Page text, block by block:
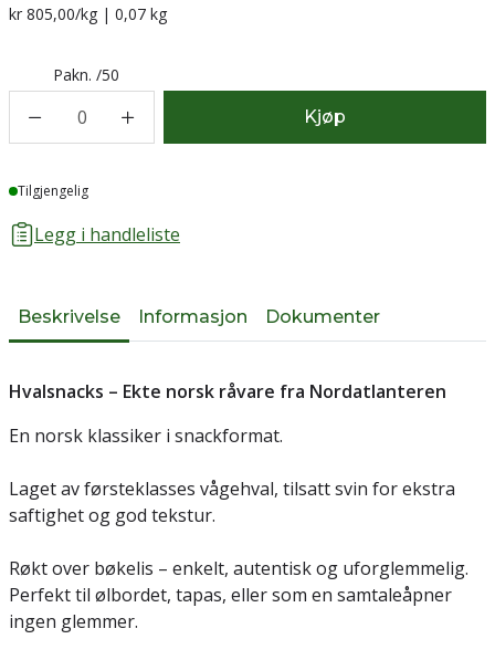
Sammenligning pris:
kr 805,00/kg | 0,07 kg
Pakn. /50
0 Kjøp
Lager
Tilgjengelig
Legg i handleliste
Beskrivelse Informasjon Dokumenter
Hvalsnacks – Ekte norsk råvare fra Nordatlanteren
En norsk klassiker i snackformat.
Laget av førsteklasses vågehval, tilsatt svin for ekstra
saftighet og god tekstur.
Røkt over bøkelis – enkelt, autentisk og uforglemmelig.
Perfekt til ølbordet, tapas, eller som en samtaleåpner
ingen glemmer.